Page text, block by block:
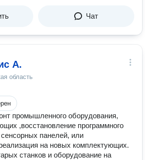
Чат
А.
область
промышленного оборудования,
,восстановление программного
панелей, или
на новых комплектующих.
станков и оборудование на